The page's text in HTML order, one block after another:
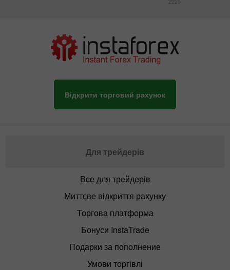
Відкрити торговий рахунок
Для трейдерів
Все для трейдерів
Миттєве відкриття рахунку
Торгова платформа
Бонуси InstaTrade
Подарки за пополнение
Умови торгівлі